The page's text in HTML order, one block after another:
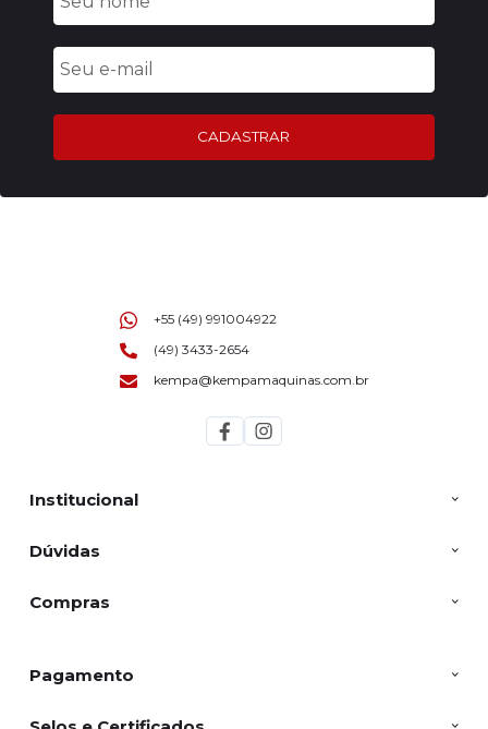
CADASTRAR
Institucional
Dúvidas
Compras
+55 (49) 991004922
(49) 3433-2654
kempa@kempamaquinas.com.br
Pagamento